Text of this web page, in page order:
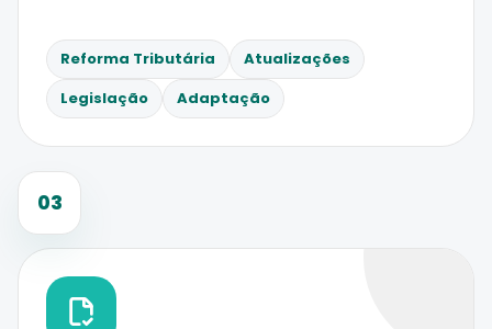
Reforma Tributária
Atualizações
Legislação
Adaptação
03